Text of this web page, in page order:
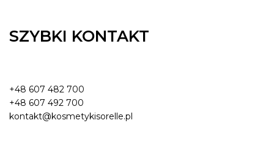
SZYBKI KONTAKT
+48 607 482 700
+48 607 492 700
kontakt@kosmetykisorelle.pl